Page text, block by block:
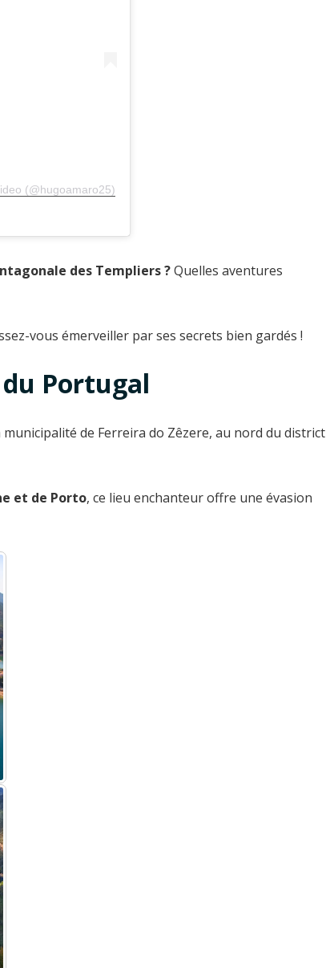
(@hugoamaro25)
des Templiers ?Quelles aventures
vous émerveiller par ses secrets bien gardés !
Portugal
municipalité de Ferreira do Zêzere, au nord du district
et de Porto, ce lieu enchanteur offre une évasion